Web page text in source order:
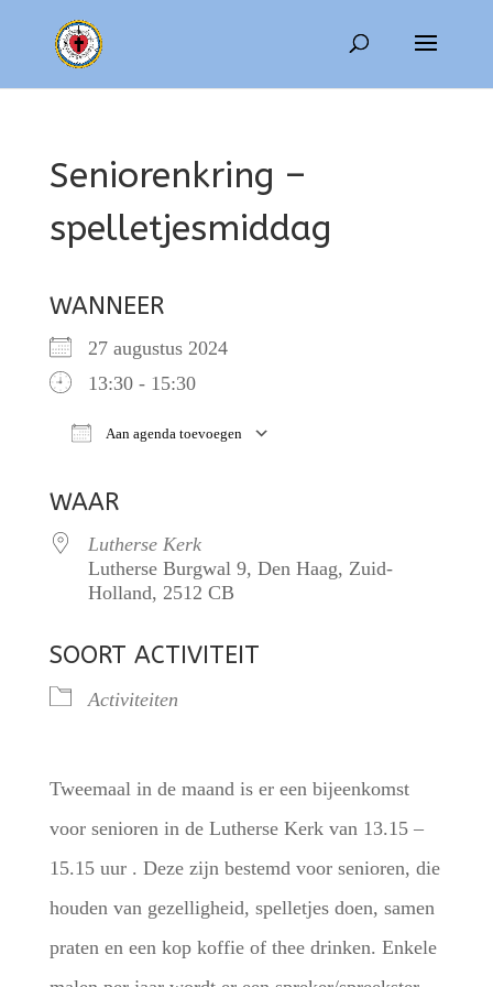
Seniorenkring –
spelletjesmiddag
WANNEER
27 augustus 2024
13:30 - 15:30
Aan agenda toevoegen
WAAR
Lutherse Kerk
Lutherse Burgwal 9, Den Haag, Zuid-
Holland, 2512 CB
SOORT ACTIVITEIT
Activiteiten
Tweemaal in de maand is er een bijeenkomst
voor senioren in de Lutherse Kerk van 13.15 –
15.15 uur . Deze zijn bestemd voor senioren, die
houden van gezelligheid, spelletjes doen, samen
praten en een kop koffie of thee drinken. Enkele